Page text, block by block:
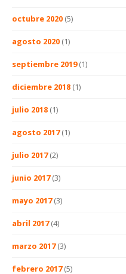
octubre 2020 (5)
agosto 2020 (1)
septiembre 2019(1)
diciembre 2018 (1)
julio 2018 (1)
agosto 2017(1)
julio 2017(2)
junio 2017(3)
mayo 2017(3)
abril 2017(4)
marzo 2017(3)
febrero 2017(5)